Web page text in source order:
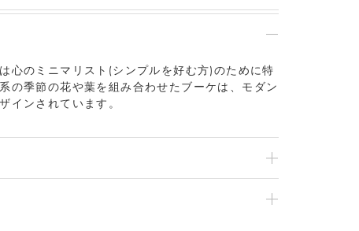
心のミニマリスト(シンプルを好む方)のために特
の季節の花や葉を組み合わせたブーケは、モダン
インされています。